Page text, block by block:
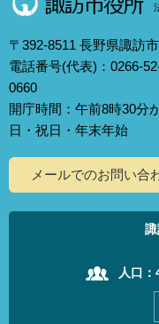
〒392-8511 長野県諏訪
電話番号(代表)：0266-
0660
開庁時間：午前8時30分
日・祝日・年末年始
メールでのお問い合
人口：